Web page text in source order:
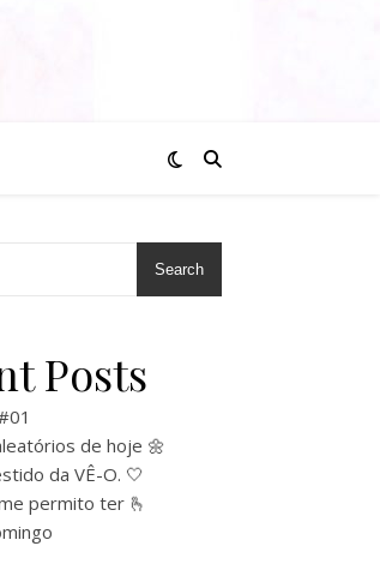
Search
Posts
de hoje 🌼
da VÊ-O. 🤍
permito ter 🫰